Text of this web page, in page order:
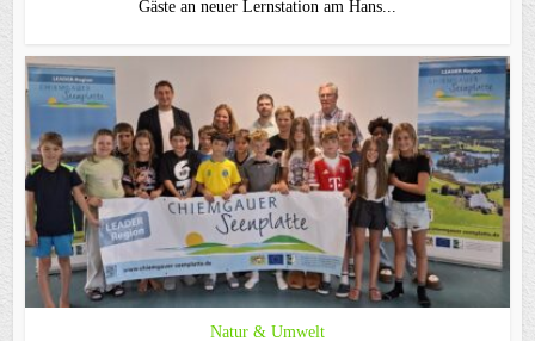
Gäste an neuer Lernstation am Hans...
Natur & Umwelt